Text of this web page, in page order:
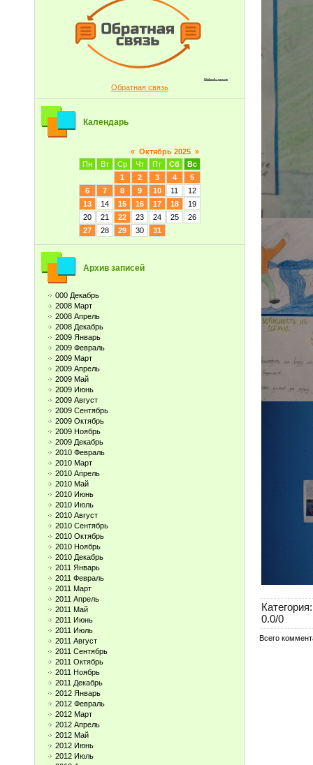
Обратная связь
Календарь
« Октябрь 2025 »
Пн
Вт Ср Чт Пт Сб
Вс
1
2 3 4
5
6
7 8 9 10 11
12
13
14 15 16 17 18
19
20
21 22 23 24 25
26
27
28 29 30 31
Архив записей
000 Декабрь
2008 Март
2008 Апрель
2008 Декабрь
2009 Январь
2009 Февраль
2009 Март
2009 Апрель
2009 Май
2009 Июнь
2009 Август
2009 Сентябрь
2009 Октябрь
2009 Ноябрь
2009 Декабрь
2010 Февраль
2010 Март
2010 Апрель
2010 Май
2010 Июнь
2010 Июль
2010 Август
2010 Сентябрь
2010 Октябрь
2010 Ноябрь
2010 Декабрь
2011 Январь
2011 Февраль
2011 Март
2011 Апрель
2011 Май
2011 Июнь
2011 Июль
2011 Август
2011 Сентябрь
2011 Октябрь
2011 Ноябрь
2011 Декабрь
2012 Январь
2012 Февраль
2012 Март
2012 Апрель
2012 Май
2012 Июнь
2012 Июль
Категория:
0.0/0
Всего